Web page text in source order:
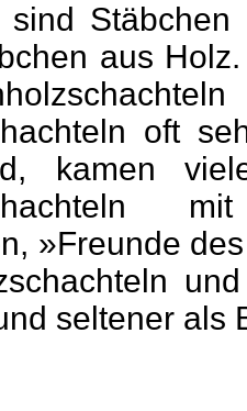
sind
aus
oft
kamen
»Freunde
seltener als